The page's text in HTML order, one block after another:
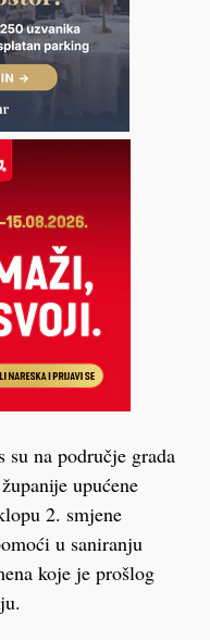
su na područje grada
upućene
2. smjene
u saniranju
koje je prošlog